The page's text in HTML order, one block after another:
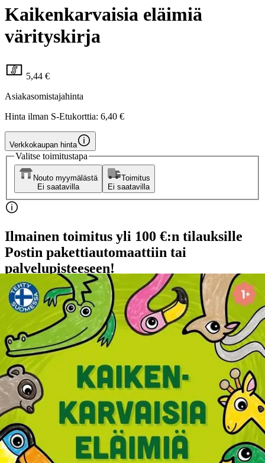
Kaikenkarvaisia eläimiä
värityskirja
5,44 €
Asiakasomistajahinta
Hinta ilman S-Etukorttia: 6,40 €
Verkkokaupan hinta
Valitse toimitustapa
Nouto myymälästä
Ei saatavilla
Toimitus
Ei saatavilla
Ilmainen toimitus yli 100 €:n tilauksille
Postin pakettiautomaattiin tai
palvelupisteeseen!
Etu ei koske Suuri‑lisäpalvelulla toimitettavia tuotteita.
Tarkista myymäläsaatavuus
Ei saatavilla
Tuotekuvaus